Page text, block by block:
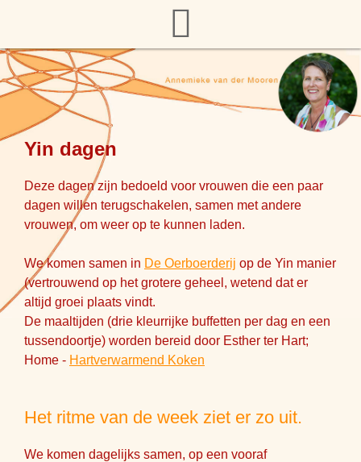
Yin dagen
Deze dagen zijn bedoeld voor vrouwen die een paar
dagen willen terugschakelen, samen met andere
vrouwen, om weer op te kunnen laden.
We komen samen in De Oerboerderij op de Yin manier
(vertrouwend op het grotere geheel, wetend dat er
altijd groei plaats vindt.
De maaltijden (drie kleurrijke buffetten per dag en een
tussendoortje) worden bereid door Esther ter Hart;
Home - Hartverwarmend Koken
Het ritme van de week ziet er zo uit.
We komen dagelijks samen, op een vooraf